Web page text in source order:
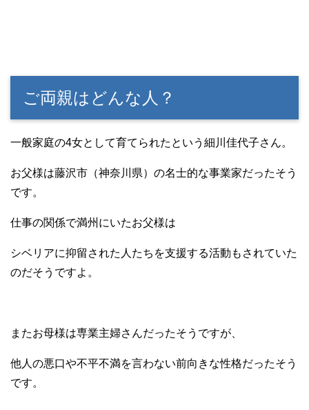
ご両親はどんな人？
一般家庭の4女として育てられたという細川佳代子さん。
お父様は藤沢市（神奈川県）の名士的な事業家だったそう
です。
仕事の関係で満州にいたお父様は
シベリアに抑留された人たちを支援する活動もされていた
のだそうですよ。
またお母様は専業主婦さんだったそうですが、
他人の悪口や不平不満を言わない前向きな性格だったそう
です。